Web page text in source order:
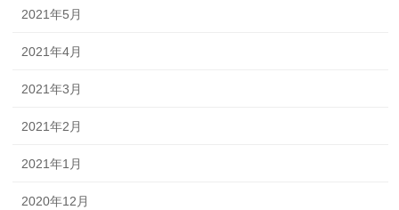
2021年5月
2021年4月
2021年3月
2021年2月
2021年1月
2020年12月